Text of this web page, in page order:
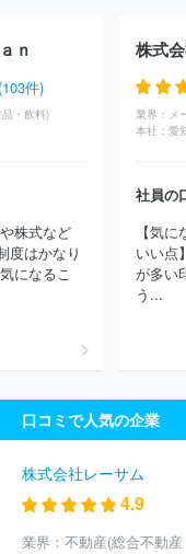
ホールディングス株式会
シーリクルートメント
サイエンスプラニング
イン
株式会社サニーサイド
ップ株式会社
株式会
カルシステム株式会社
ディングス
ーナショナルグループ株
シグマクシス・ホールディ
株式会社パソナグループ
社丸井グループ
株式会
トシステム株式会社
セーホールディングス
ｎ
件)
・飲料)
株式など
度はかなり
になるこ
株式
業界： メ
本社： 愛
社員の
【気
いい点
が多い
う...
口コミで人気の企業
株式会社レーサム
4.9
業界： 不動産(総合不動